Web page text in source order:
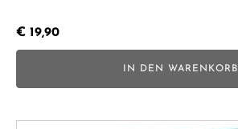
€ 19,90
IN DEN WARENKORB